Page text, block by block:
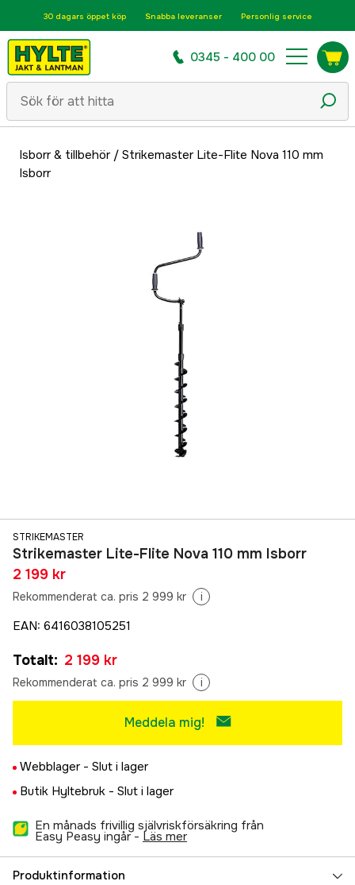
30 dagars öppet köp Snabba leveranser Personlig service
0345 - 400 00
Isborr & tillbehör/ Strikemaster Lite-Flite Nova 110 mm
Isborr
STRIKEMASTER
Strikemaster Lite-Flite Nova 110 mm Isborr
2 199 kr
Rekommenderat ca. pris 2 999 kr i
EAN: 6416038105251
Totalt: 2 199 kr
Rekommenderat ca. pris 2 999 kr i
Meddela mig!
Webblager - Slut i lager
Butik Hyltebruk - Slut i lager
En månads frivillig självriskförsäkring från
Easy Peasy ingår - läs mer
Produktinformation